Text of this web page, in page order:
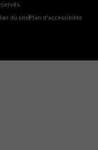
du sitePlan d'accessibilite